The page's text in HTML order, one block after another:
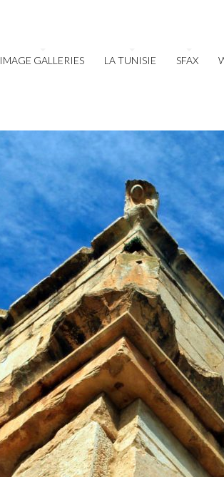
IMAGE GALLERIES LA TUNISIE SFAX